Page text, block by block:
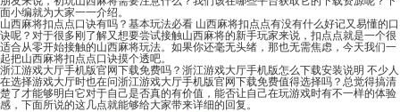
面小编就为大家一一介绍。
山西麻将扣点点口诀有吗？基本玩法必看 山西麻将扣点点有没有什么好记又易懂的口
诀呢？对于很多刚了解又想要尝试接触山西麻将的新手玩家来说，扣点点就是一个很
适合从零开始接触的山西麻将玩法。如果你还毫无头绪，那也无需焦虑，今天我们一
起把山西麻将扣点点口诀摸个透吧。
浙江游戏大厅手机版官网下载免费吗？浙江游戏大厅手机版怎么下载安装说明 不少人
在选择游戏大厅时也在问浙江游戏大厅手机版官网下载免费值得选择吗？总觉得搞清
楚了才能够明白它对于自己是否真的有价值，能否让自己在玩游戏时有不一样的体验
感，下面所说的这几点就能够给大家带来详细的回复。